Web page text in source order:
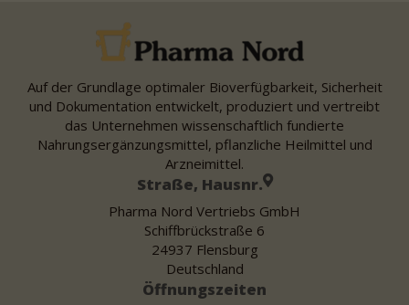
Auf der Grundlage optimaler Bioverfügbarkeit, Sicherheit
und Dokumentation entwickelt, produziert und vertreibt
das Unternehmen wissenschaftlich fundierte
Nahrungsergänzungsmittel, pflanzliche Heilmittel und
Arzneimittel.
Straße, Hausnr.
Pharma Nord Vertriebs GmbH
Schiffbrückstraße 6
24937 Flensburg
Deutschland
Öffnungszeiten